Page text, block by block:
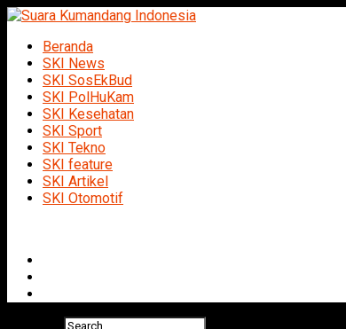
Beranda
SKI News
SKI SosEkBud
SKI PolHuKam
SKI Kesehatan
SKI Sport
SKI Tekno
SKI feature
SKI Artikel
SKI Otomotif